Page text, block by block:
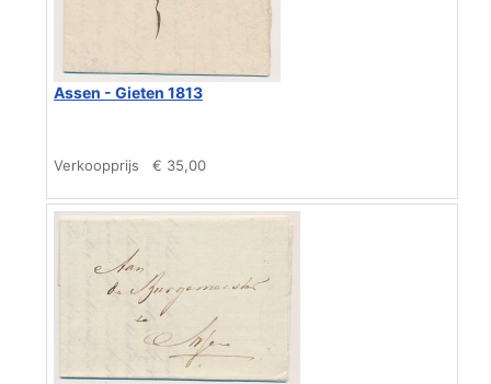
Assen - Gieten 1813
Verkoopprijs € 35,00